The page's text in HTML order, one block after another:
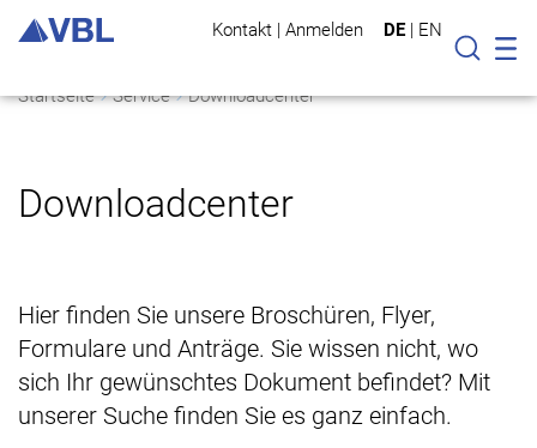
Kontakt | Anmelden DE | EN
Suche
Startseite Service Downloadcenter
Downloadcenter
Hier finden Sie unsere Broschüren, Flyer,
Formulare und Anträge. Sie wissen nicht, wo
sich Ihr gewünschtes Dokument befindet? Mit
unserer Suche finden Sie es ganz einfach.